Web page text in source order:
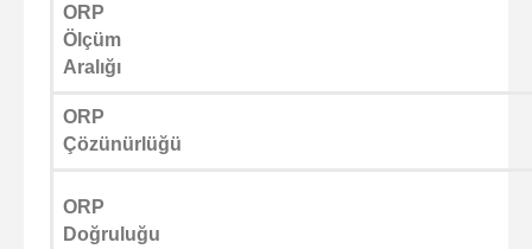
ORP
Ölçüm
Aralığı
ORP
Çözünürlüğü
ORP
Doğruluğu